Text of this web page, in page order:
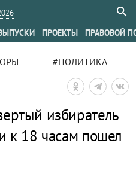
ПРОЕКТЫ ПРАВОВОЙ
#ПОЛИТИКА
избиратель
к 18 часам пошел